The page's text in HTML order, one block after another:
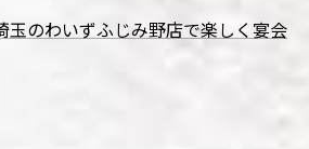
玉のわいずふじみ野店で楽しく宴会